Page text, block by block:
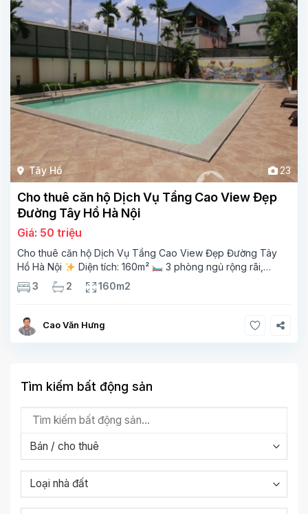
Tây Hồ 23
Cho thuê căn hộ Dịch Vụ Tầng Cao View Đẹp
Đường Tây Hồ Hà Nội
Giá: 50 triệu
Cho thuê căn hộ Dịch Vụ Tầng Cao View Đẹp Đường Tây
Hồ Hà Nội
Diện tích: 160m²
3 phòng ngủ rộng rãi,
thoáng sáng
2 phòng tắm tiện nghi
khách hiện đại, ban công thoáng mát
3 2 160m2
Cao Văn Hưng
Tìm kiếm bất động sản